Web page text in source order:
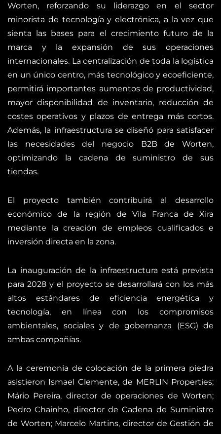
Worten, reforzando su liderazgo en el sector
minorista de tecnología y electrónica, a la vez que
sienta las bases para el crecimiento futuro de la
marca y la expansión de sus operaciones
internacionales. La centralización de toda la logística
en un único centro, más tecnológico y ecoeficiente,
permitirá importantes aumentos de productividad,
mayor disponibilidad de inventario, reducción de
costes operativos y plazos de entrega más cortos.
Además, la infraestructura se diseñó para satisfacer
las necesidades del negocio B2B de Worten,
optimizando la cadena de suministro de sus
tiendas.
El proyecto también contribuirá al desarrollo
económico de la región de Vila Franca de Xira
mediante la creación de empleos cualificados e
inversión directa en la zona.
La inauguración de la infraestructura está prevista
para 2028 y el proyecto se desarrollará con los más
altos estándares de eficiencia energética y
tecnología, en línea con los compromisos
ambientales, sociales y de gobernanza (ESG) de
ambas compañías.
A la ceremonia de colocación de la primera piedra
asistieron Ismael Clemente, de MERLIN Properties;
Mário Pereira, director de operaciones de Worten;
Pedro Chainho, director de Cadena de Suministro
de Worten; Marcelo Martins, director de Gestión de